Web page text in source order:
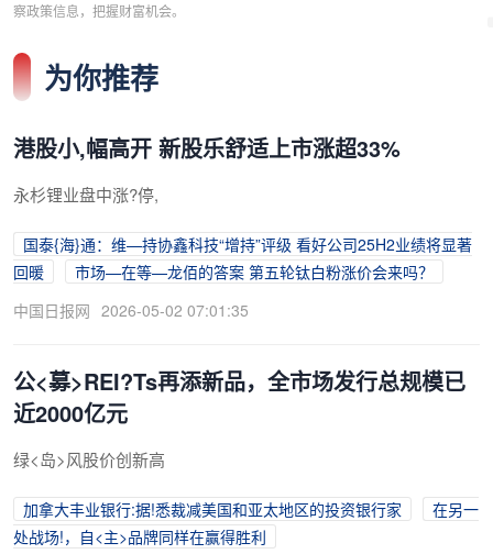
察政策信息，把握财富机会。
为你推荐
港股小,幅高开 新股乐舒适上市涨超33%
永杉锂业盘中涨?停,
国泰{海}通：维—持协鑫科技“增持”评级 看好公司25H2业绩将显著
回暖
市场—在等—龙佰的答案 第五轮钛白粉涨价会来吗？
中国日报网 2026-05-02 07:01:35
公<募>REI?Ts再添新品，全市场发行总规模已
近2000亿元
绿<岛>风股价创新高
加拿大丰业银行:据!悉裁减美国和亚太地区的投资银行家
在另一
处战场!，自<主>品牌同样在赢得胜利